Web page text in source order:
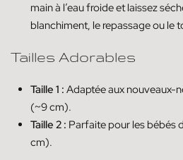
main à l’eau froide et laissez
blanchiment, le repassage ou le
Tailles Adorables
Taille 1 : Adaptée aux nouveaux-
(~9 cm).
Taille 2 : Parfaite pour les bébés
cm).